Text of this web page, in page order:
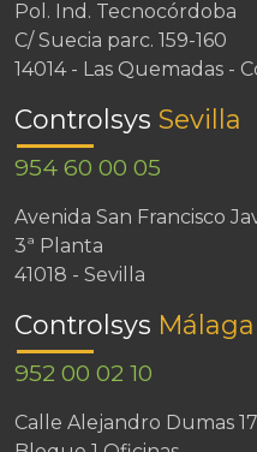
Pol. Ind. Tecnocórdoba
C/ Suecia parc. 159-160
14014 - Las Quemadas -
Controlsys Sevilla
954 60 00 05
Avenida San Francisco
3ª Planta
41018 - Sevilla
Controlsys Málaga
952 00 02 10
Calle Alejandro Dumas 17